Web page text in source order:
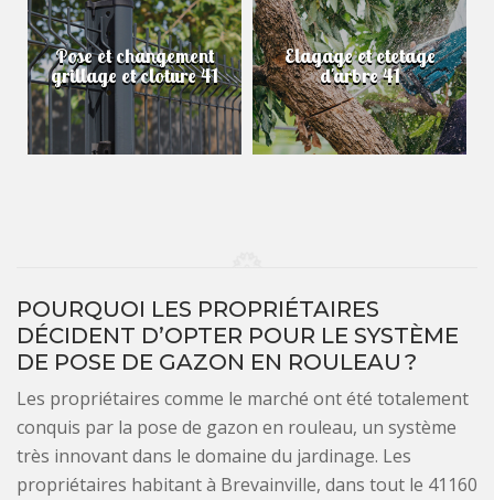
Pose et changement
grillage et cloture 41
Elagage et etetage
d'arbre 41
POURQUOI LES PROPRIÉTAIRES
DÉCIDENT D’OPTER POUR LE SYSTÈME
DE POSE DE GAZON EN ROULEAU ?
Les propriétaires comme le marché ont été totalement
conquis par la pose de gazon en rouleau, un système
très innovant dans le domaine du jardinage. Les
propriétaires habitant à Brevainville, dans tout le 41160